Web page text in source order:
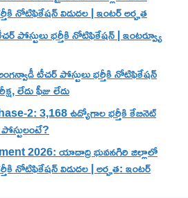
నోటిఫికేషన్ విడుదల | ఇంటర్ అర్హత
పోస్టులు భర్తీకి నోటిఫికేషన్ | ఇంటర్వ్యూ
టీచర్ పోస్టులు భర్తీకి నోటిఫికేషన్
లేదు ఫీజు లేదు
2: 3,168 ఉద్యోగాల భర్తీకి కేబినెట్
2026: యాదాద్రి భువనగిరి జిల్లాలో
నోటిఫికేషన్ విడుదల | అర్హత: ఇంటర్